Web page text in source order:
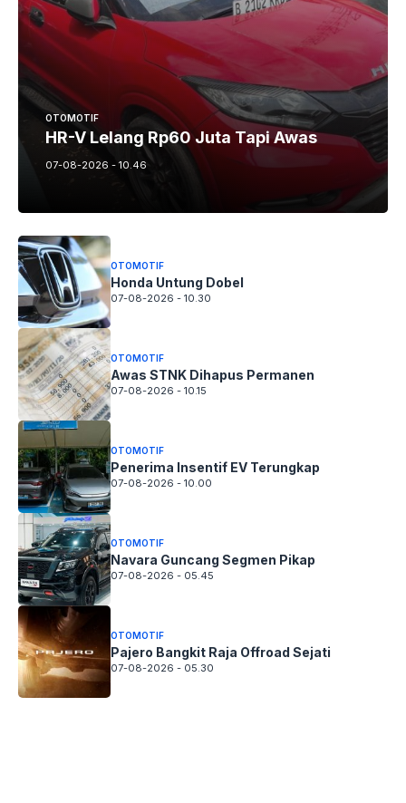
OTOMOTIF
HR-V Lelang Rp60 Juta Tapi Awas
07-08-2026 - 10.46
OTOMOTIF
Honda Untung Dobel
07-08-2026 - 10.30
OTOMOTIF
Awas STNK Dihapus Permanen
07-08-2026 - 10.15
OTOMOTIF
Penerima Insentif EV Terungkap
07-08-2026 - 10.00
OTOMOTIF
Navara Guncang Segmen Pikap
07-08-2026 - 05.45
OTOMOTIF
Pajero Bangkit Raja Offroad Sejati
07-08-2026 - 05.30